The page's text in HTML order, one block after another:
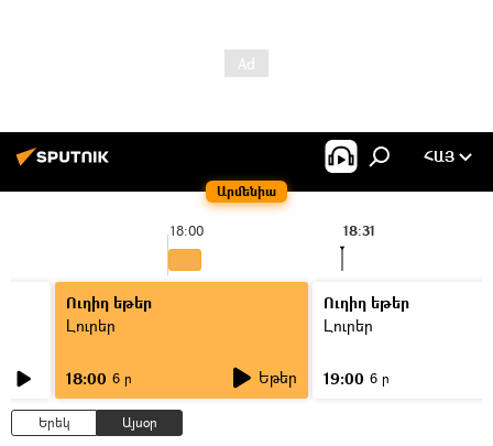
Արմենիա
ՀԱՅ
18:00 18:31
Ուղիղ եթեր
Լուրեր
18:00 6 ր Եթեր
Ուղիղ եթեր
Լուրեր
19:00 6 ր
Երեկ Այսօր